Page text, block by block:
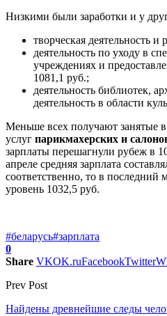
Низкими были заработки и у
творческая деятельность и
деятельность по уходу в
учреждениях и
1081,1 руб.;
деятельность библиотек,
деятельность в области
Меньше всех получают занятые
услуг парикмахерских и
зарплаты перешагнули рубеж в
апреле средняя зарплата
соответственно, то в
уровень 1032,5 руб.
#беларусь#зарплата
0
Share VKOK.ruFacebookTwitter
Prev Post
Найдены древнейшие следы